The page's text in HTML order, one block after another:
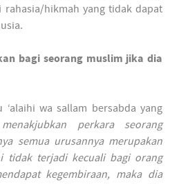
rahasia/hikmah yang tidak dapat
bagi seorang muslim jika dia
‘alaihi wa sallam bersabda yang
menakjubkan perkara seorang
semua urusannya merupakan
tidak terjadi kecuali bagi orang
kegembiraan, maka dia